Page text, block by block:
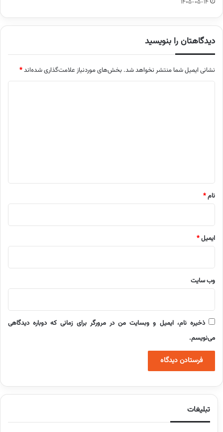
1405-05-14
دیدگاهتان را بنویسید
نشانی ایمیل شما منتشر نخواهد شد. بخش‌های موردنیاز علامت‌گذاری شده‌اند*
نام*
ایمیل*
وب‌ سایت
ذخیره نام، ایمیل و وبسایت من در مرورگر برای زمانی که دوباره دیدگاهی
می‌نویسم.
تبلیغات